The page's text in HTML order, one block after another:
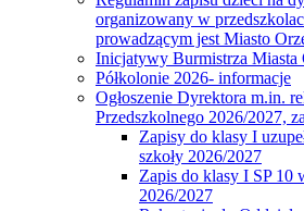
organizowany w
prowadzącym jest Miasto
Inicjatywy Burmistrza Miasta
Półkolonie 2026- informacje
Ogłoszenie Dyrektora m.in.
Przedszkolnego 2026/2027,
Zapisy do klasy I
szkoły 2026/2027
Zapis do klasy I SP 10
2026/2027